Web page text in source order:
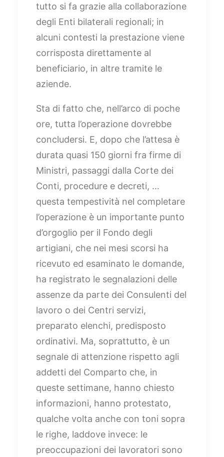
tutto si fa grazie alla collaborazione
degli Enti bilaterali regionali; in
alcuni contesti la prestazione viene
corrisposta direttamente al
beneficiario, in altre tramite le
aziende.
Sta di fatto che, nell’arco di poche
ore, tutta l’operazione dovrebbe
concludersi. E, dopo che l’attesa è
durata quasi 150 giorni fra firme di
Ministri, passaggi dalla Corte dei
Conti, procedure e decreti, …
questa tempestività nel completare
l’operazione è un importante punto
d’orgoglio per il Fondo degli
artigiani, che nei mesi scorsi ha
ricevuto ed esaminato le domande,
ha registrato le segnalazioni delle
assenze da parte dei Consulenti del
lavoro o dei Centri servizi,
preparato elenchi, predisposto
ordinativi. Ma, soprattutto, è un
segnale di attenzione rispetto agli
addetti del Comparto che, in
queste settimane, hanno chiesto
informazioni, hanno protestato,
qualche volta anche con toni sopra
le righe, laddove invece: le
preoccupazioni dei lavoratori sono